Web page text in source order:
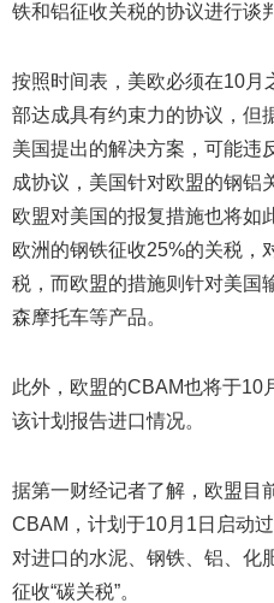
铁和铝征收关税的协议进行谈
按照时间表，美欧必须在10月
部达成具有约束力的协议，但
美国提出的解决方案，可能违
成协议，美国针对欧盟的钢铝
欧盟对美国的报复措施也将如
欧洲的钢铁征收25%的关税，
税，而欧盟的措施则针对美国
森摩托车等产品。
此外，欧盟的CBAM也将于10
该计划报告进口情况。
据第一财经记者了解，欧盟目
CBAM，计划于10月1日启动
对进口的水泥、钢铁、铝、化
征收“碳关税”。